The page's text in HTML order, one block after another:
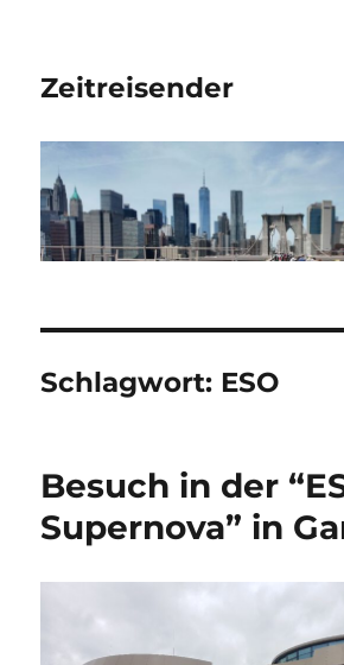
Zeitreisender
Schlagwort: ESO
Besuch in der
Supernova” in